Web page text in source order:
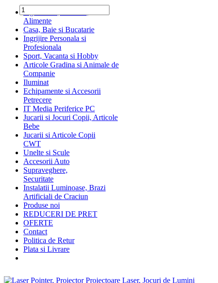
Ingrediente, Dulciuri,
Alimente
Casa, Baie si Bucatarie
Ingrijire Personala si
Profesionala
Sport, Vacanta si Hobby
Articole Gradina si Animale de
Companie
Iluminat
Echipamente si Accesorii
Petrecere
IT Media Periferice PC
Jucarii si Jocuri Copii, Articole
Bebe
Jucarii si Articole Copii
CWT
Unelte si Scule
Accesorii Auto
Supraveghere,
Securitate
Instalatii Luminoase, Brazi
Artificiali de Craciun
Produse noi
REDUCERI DE PRET
OFERTE
Contact
Politica de Retur
Plata si Livrare